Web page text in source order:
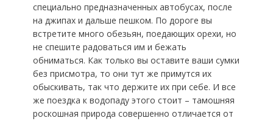
специально предназначенных автобусах, после
на джипах и дальше пешком. По дороге вы
встретите много обезьян, поедающих орехи, но
не спешите радоваться им и бежать
обниматься. Как только вы оставите ваши сумки
без присмотра, то они тут же примутся их
обыскивать, так что держите их при себе. И все
же поездка к водопаду этого стоит – тамошняя
роскошная природа совершенно отличается от